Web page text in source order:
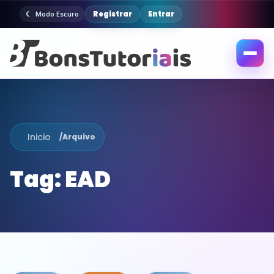
Modo Escuro Registrar Entrar
Abrir
Inicio /Arquivo
Tag:EAD